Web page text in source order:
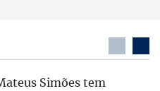
Simões tem